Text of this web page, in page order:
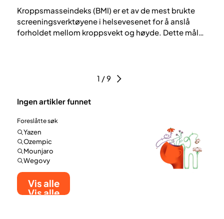
Kroppsmasseindeks (BMI) er et av de mest brukte
screeningsverktøyene i helsevesenet for å anslå
forholdet mellom kroppsvekt og høyde. Dette målet
og alene kan det ikke gi et fullstendig bilde av en
1 / 9
Ingen artikler funnet
Foreslåtte søk
Yazen
Ozempic
Mounjaro
Wegovy
Vis alle
Vis alle